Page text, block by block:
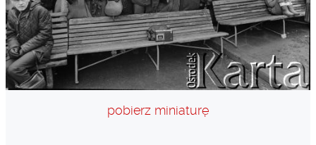
pobierz miniaturę